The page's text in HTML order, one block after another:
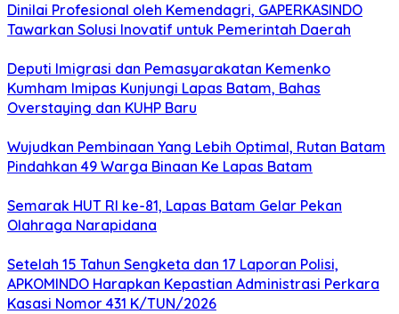
Dinilai Profesional oleh Kemendagri, GAPERKASINDO
Tawarkan Solusi Inovatif untuk Pemerintah Daerah
Deputi Imigrasi dan Pemasyarakatan Kemenko
Kumham Imipas Kunjungi Lapas Batam, Bahas
Overstaying dan KUHP Baru
Wujudkan Pembinaan Yang Lebih Optimal, Rutan Batam
Pindahkan 49 Warga Binaan Ke Lapas Batam
Semarak HUT RI ke-81, Lapas Batam Gelar Pekan
Olahraga Narapidana
Setelah 15 Tahun Sengketa dan 17 Laporan Polisi,
APKOMINDO Harapkan Kepastian Administrasi Perkara
Kasasi Nomor 431 K/TUN/2026